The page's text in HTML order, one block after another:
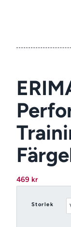
469 kr
Storlek